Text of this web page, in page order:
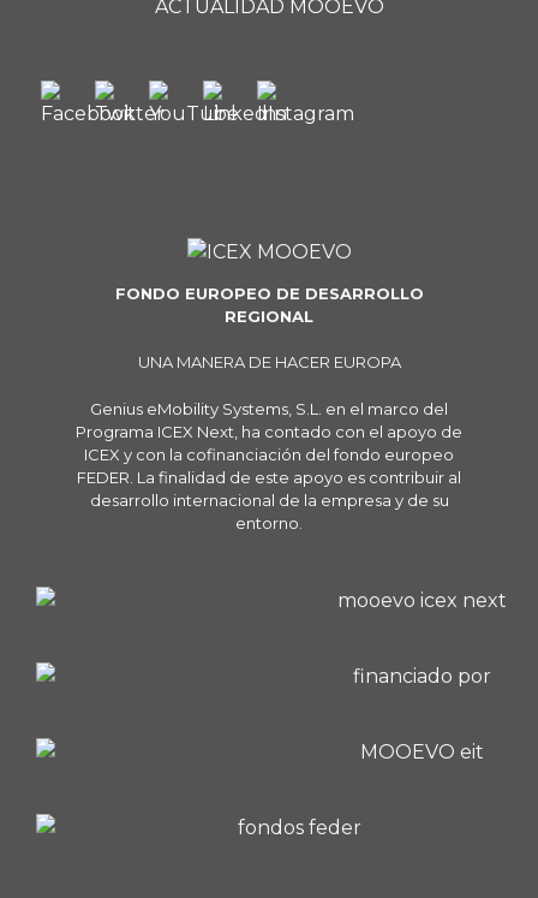
ACTUALIDAD MOOEVO
FONDO EUROPEO DE DESARROLLO
REGIONAL
UNA MANERA DE HACER EUROPA
Genius eMobility Systems, S.L. en el marco del
Programa ICEX Next, ha contado con el apoyo de
ICEX y con la cofinanciación del fondo europeo
FEDER. La finalidad de este apoyo es contribuir al
desarrollo internacional de la empresa y de su
entorno.